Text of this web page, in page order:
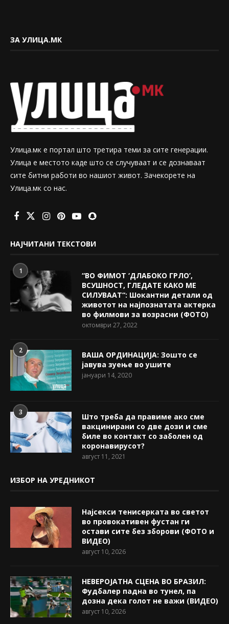
ЗА УЛИЦА.МК
Улица.мк е портал што третира теми за сите генерации.
Улица е местото каде што се случуваат и се дознаваат
сите битни работи во нашиот живот. Зачекорете на
Улица.мк со нас.
НАЈЧИТАНИ ТЕКСТОВИ
1
“ВО ФИМОТ ‘ДЛАБОКО ГРЛО’,
ВСУШНОСТ, ГЛЕДАТЕ КАКО МЕ
СИЛУВААТ“: Шокантни детали од
животот на најпознатата актерка
во филмови за возрасни (ФОТО)
октомври 27, 2022
2
ВАША ОРДИНАЦИЈА: Зошто се
јавува зуење во ушите
јануари 14, 2020
3
Што треба да правиме ако сме
вакцинирани со две дози и сме
биле во контакт со заболен од
коронавирусот?
август 11, 2021
ИЗБОР НА УРЕДНИКОТ
Најсекси тенисерката во светот
во провокативен фустан ги
остави сите без зборови (ФОТО и
ВИДЕО)
август 10, 2026
НЕВЕРОЈАТНА СЦЕНА ВО БРАЗИЛ:
Фудбалер падна во тунел, па
дозна дека голот не важи (ВИДЕО)
август 10, 2026